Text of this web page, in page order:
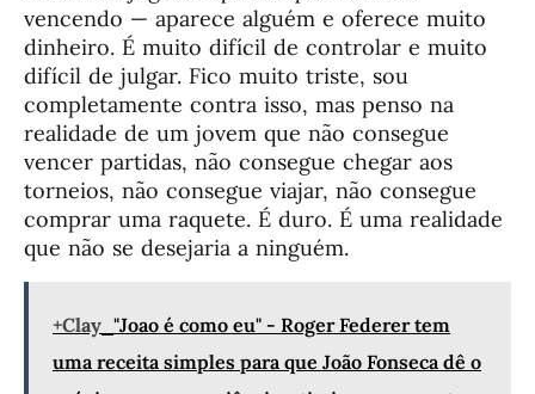
vencendo — aparece alguém e oferece muito
dinheiro. É muito difícil de controlar e muito
difícil de julgar. Fico muito triste, sou
completamente contra isso, mas penso na
realidade de um jovem que não consegue
vencer partidas, não consegue chegar aos
torneios, não consegue viajar, não consegue
comprar uma raquete. É duro. É uma realidade
que não se desejaria a ninguém.
+Clay "Joao é como eu" - Roger Federer tem
uma receita simples para que João Fonseca dê o